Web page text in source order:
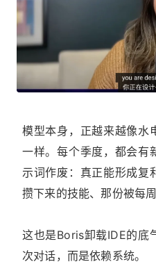
模型本身，正越来越像水
一样。每个季度，都会有
示词作废：真正能形成复
攒下来的技能、那份被每
这也是Boris卸载IDE的底
次对话，而是依赖系统。